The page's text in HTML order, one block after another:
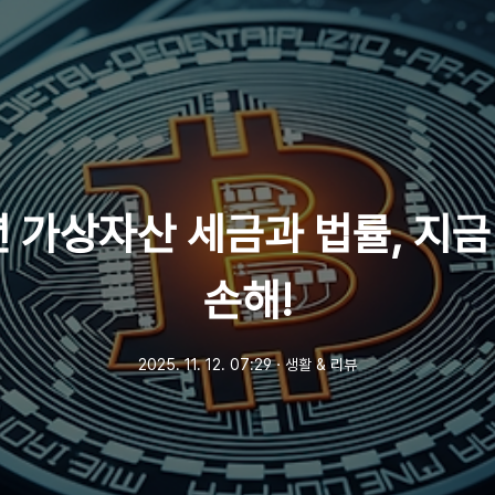
상자산 세금과 법률, 지
손해!
2025. 11. 12. 07:29ㆍ생활 & 리뷰